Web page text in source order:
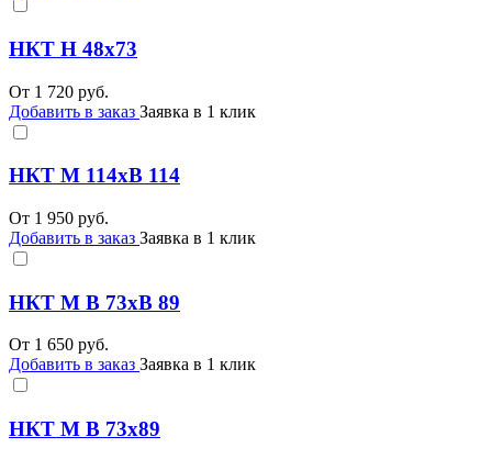
НКТ Н 48х73
От 1 720 руб.
Добавить в заказ Заявка в 1 клик
НКТ М 114хВ 114
От 1 950 руб.
Добавить в заказ Заявка в 1 клик
НКТ М В 73хВ 89
От 1 650 руб.
Добавить в заказ Заявка в 1 клик
НКТ М В 73х89